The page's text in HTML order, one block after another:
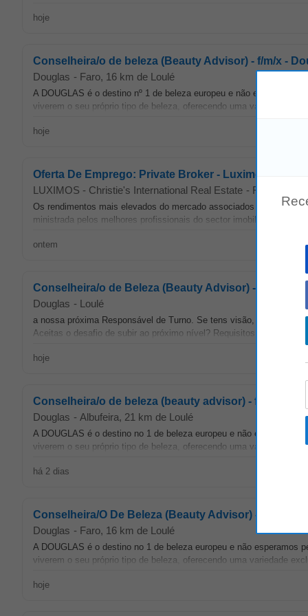
hoje
Conselheira/o de beleza (Beauty Advisor) - f/m/x -
Douglas - Faro, 16 km de Loulé
A DOUGLAS é o destino nº 1 de beleza europeu e não esperamos
viverem o seu próprio tipo de beleza, oferecendo uma variedade
hoje
Oferta De Emprego: Private Broker - Luximos
LUXIMOS - Christie's International Real Estate - Faro
Os rendimentos mais elevados do mercado associados ao
ministrada pelos melhores profissionais do sector imobiliário na rede
ontem
Conselheira/o de Beleza (Beauty Advisor) - f/m/x -
Douglas - Loulé
a nossa próxima Responsável de Turno. Se tens visão,
Aceitas o desafio de subir ao próximo nível? Requisitos: •
hoje
Conselheira/o de beleza (beauty advisor) - f/m/x -
Douglas - Albufeira, 21 km de Loulé
A DOUGLAS é o destino no 1 de beleza europeu e não esperamos
viverem o seu próprio tipo de beleza, oferecendo uma variedade
há 2 dias
Conselheira/O De Beleza (Beauty Advisor) - F/M/X -
Douglas - Faro, 16 km de Loulé
A DOUGLAS é o destino no 1 de beleza europeu e não
viverem o seu próprio tipo de beleza, oferecendo uma variedade
hoje